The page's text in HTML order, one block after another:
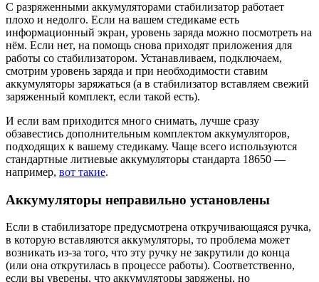
С разряженными аккумуляторами стабилизатор работает
плохо и недолго. Если на вашем стедикаме есть
информационный экран, уровень заряда можно посмотреть на
нём. Если нет, на помощь снова приходят приложения для
работы со стабилизатором. Устанавливаем, подключаем,
смотрим уровень заряда и при необходимости ставим
аккумуляторы заряжаться (а в стабилизатор вставляем свежий
заряженный комплект, если такой есть).
И если вам приходится много снимать, лучше сразу
обзавестись дополнительным комплектом аккумуляторов,
подходящих к вашему стедикаму. Чаще всего используются
стандартные литиевые аккумуляторы стандарта 18650 —
например, вот такие.
Аккумуляторы неправильно установлены
Если в стабилизаторе предусмотрена откручивающаяся ручка,
в которую вставляются аккумуляторы, то проблема может
возникать из-за того, что эту ручку не закрутили до конца
(или она открутилась в процессе работы). Соответственно,
если вы уверены, что аккумуляторы заряжены, но